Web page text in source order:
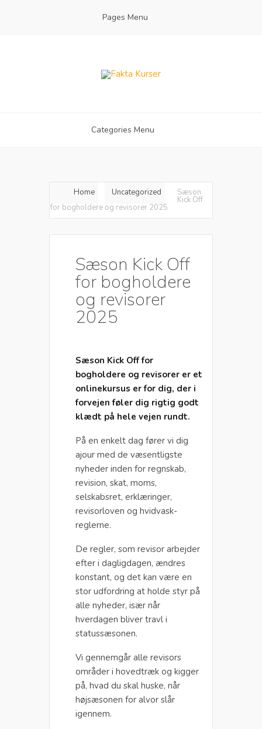
Pages Menu
Categories Menu
Home Uncategorized Sæson
Kick Off
for bogholdere og revisorer 2025
Sæson Kick Off
for bogholdere
og revisorer
2025
Sæson Kick Off for
bogholdere og revisorer er et
onlinekursus er for dig, der i
forvejen føler dig rigtig godt
klædt på hele vejen rundt.
På en enkelt dag fører vi dig
ajour med de væsentligste
nyheder inden for regnskab,
revision, skat, moms,
selskabsret, erklæringer,
revisorloven og hvidvask-
reglerne.
De regler, som revisor arbejder
efter i dagligdagen, ændres
konstant, og det kan være en
stor udfordring at holde styr på
alle nyheder, især når
hverdagen bliver travl i
statussæsonen.
Vi gennemgår alle revisors
områder i hovedtræk og kigger
på, hvad du skal huske, når
højsæsonen for alvor slår
igennem.